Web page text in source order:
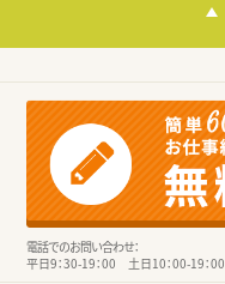
電話でのお問い合わせ：
平日9：30-19：00 土日10：00-19：00